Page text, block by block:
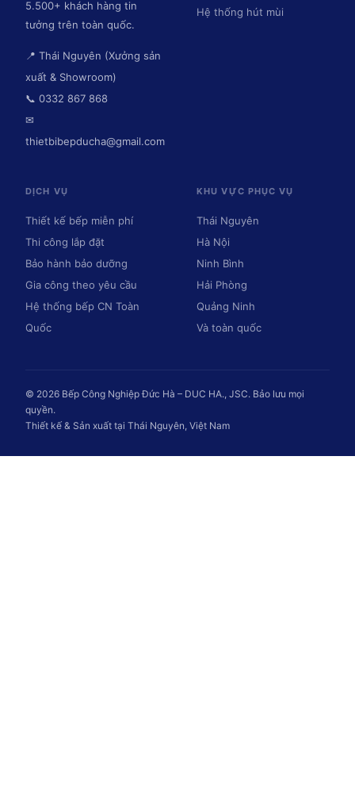
5.500+ khách hàng tin
tưởng trên toàn quốc.
📍 Thái Nguyên (Xưởng sản
xuất & Showroom)
📞 0332 867 868
✉
thietbibepducha@gmail.com
Hệ thống hút mùi
DỊCH VỤ
Thiết kế bếp miễn phí
Thi công lắp đặt
Bảo hành bảo dưỡng
Gia công theo yêu cầu
Hệ thống bếp CN Toàn
Quốc
KHU VỰC PHỤC VỤ
Thái Nguyên
Hà Nội
Ninh Bình
Hải Phòng
Quảng Ninh
Và toàn quốc
© 2026 Bếp Công Nghiệp Đức Hà – DUC HA., JSC. Bảo lưu mọi
quyền.
Thiết kế & Sản xuất tại Thái Nguyên, Việt Nam